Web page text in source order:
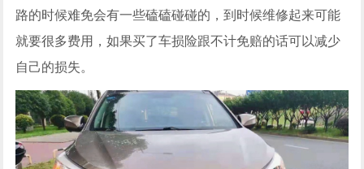
路的时候难免会有一些磕磕碰碰的，到时候维修起来可能
就要很多费用，如果买了车损险跟不计免赔的话可以减少
自己的损失。